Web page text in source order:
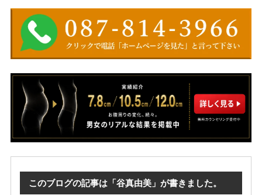
このブログの記事は「谷真由美」が書きました。